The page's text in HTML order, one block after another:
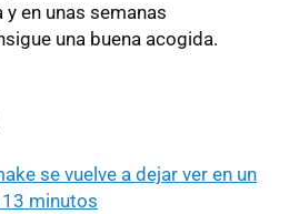
en unas semanas
una buena acogida.
se vuelve a dejar ver en un
minutos